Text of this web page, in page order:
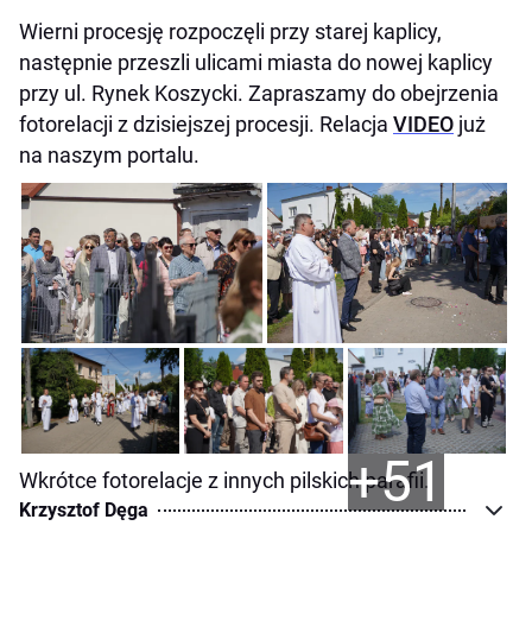
Wierni procesję rozpoczęli przy starej kaplicy,
następnie przeszli ulicami miasta do nowej kaplicy
przy ul. Rynek Koszycki. Zapraszamy do obejrzenia
fotorelacji z dzisiejszej procesji. Relacja VIDEO już
na naszym portalu.
+51
Wkrótce fotorelacje z innych pilskich parafii.
Krzysztof Dęga